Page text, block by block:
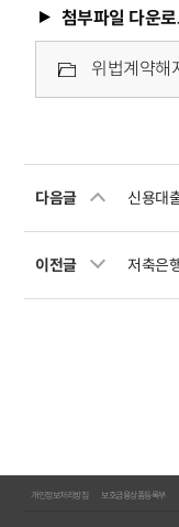
첨부파일 다운
다음글 신용대
이전글 저축은
개인정보처리방침 보호금융상품등록부